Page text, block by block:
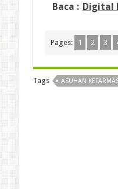
Baca : Digital
Pages: 1 2 3
Tags ASUHAN